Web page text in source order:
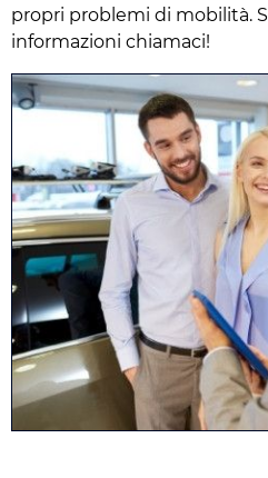
propri problemi di mobilità.
informazioni chiamaci!